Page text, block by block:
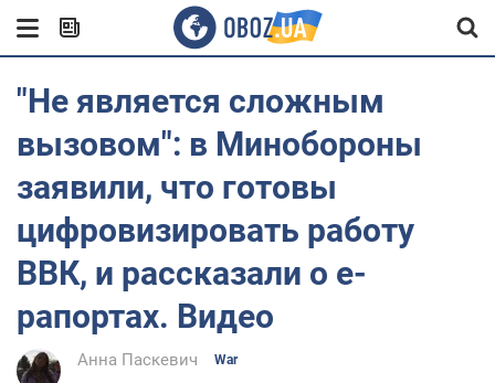
"Не является сложным
вызовом": в Минобороны
заявили, что готовы
цифровизировать работу
ВВК, и рассказали о е-
рапортах. Видео
Анна Паскевич War